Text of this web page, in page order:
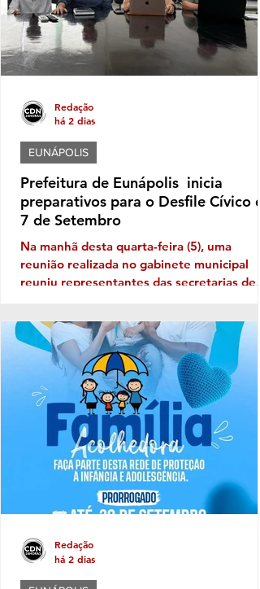
ano
Prefeitura de Eunápolis inicia
preparativos para o Desfile Cívico
7 de Setembro
Na manhã desta quarta-feira (5), uma
reunião realizada no gabinete municipal
reuniu representantes das secretarias de
alinhar as primeiras ações voltadas à
organização do evento, incluindo aspectos
relacionados à logística, segurança,
estrutura e participação das instituições.
Neste ano, o desfile terá como tema
de Todos os Povos: Equidade, Memória e
Resistência", propondo uma reflexão
diversidade que constitui a identidade
EUNÁPOLIS
Redação
há 2 dias
Redação
há 2 dias